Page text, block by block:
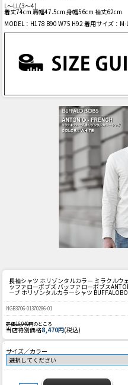
L～LL(3～4)
着丈74cm 肩幅47.5cm 身幅56cm 袖丈62cm
MODEL：H178 B90 W75 H92 着用サイズ：M-
長袖シャツ ホリゾンタルカラー ミラクルウ
ッファローボブズ バッファローボブス
ーブ ホリゾンタルカラーシャツ
NGB3706-01370286-01
定価16,940円のところ
当店特別価格8,470円(税込)
サイズ／カラー